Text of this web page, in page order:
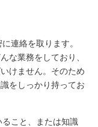
連絡を取ります。
な業務をしており、
けません。そのため
をしっかり持ってお
こと、または知識